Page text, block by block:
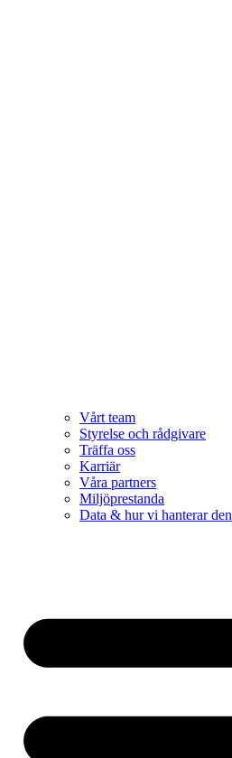
Vårt team
Styrelse och rådgivare
Träffa oss
Karriär
Våra partners
Miljöprestanda
Data & hur vi hanterar den